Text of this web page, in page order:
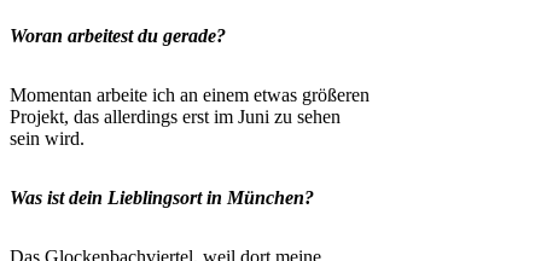
Woran arbeitest du gerade?
Momentan arbeite ich an einem etwas größeren
Projekt, das allerdings erst im Juni zu sehen
sein wird.
Was ist dein Lieblingsort in München?
Das Glockenbachviertel, weil dort meine